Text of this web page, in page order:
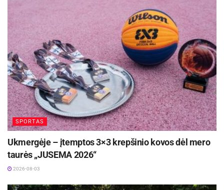
D. Kibirkšties nuotr.
Šaltinis: Panevėžio sporto centras
Žymos: Lengvoji atletika Panevėžio sporto centras
SPORTAS
Ukmergėje – įtemptos 3×3 krepšinio kovos dėl mero
taurės „JUSEMA 2026“
2026-08-03